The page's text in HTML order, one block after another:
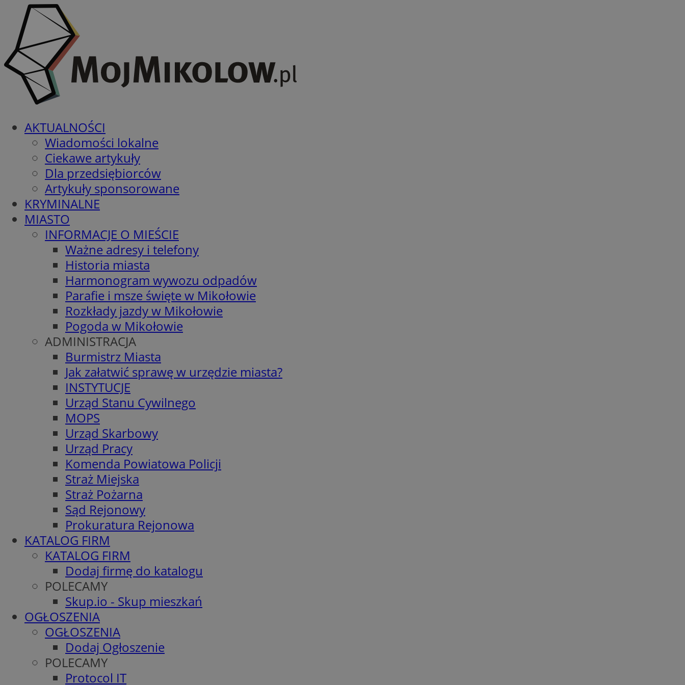
AKTUALNOŚCI
Wiadomości lokalne
Ciekawe artykuły
Dla przedsiębiorców
Artykuły sponsorowane
KRYMINALNE
MIASTO
INFORMACJE O MIEŚCIE
Ważne adresy i telefony
Historia miasta
Harmonogram wywozu odpadów
Parafie i msze święte w Mikołowie
Rozkłady jazdy w Mikołowie
Pogoda w Mikołowie
ADMINISTRACJA
Burmistrz Miasta
Jak załatwić sprawę w urzędzie miasta?
INSTYTUCJE
Urząd Stanu Cywilnego
MOPS
Urząd Skarbowy
Urząd Pracy
Komenda Powiatowa Policji
Straż Miejska
Straż Pożarna
Sąd Rejonowy
Prokuratura Rejonowa
KATALOG FIRM
KATALOG FIRM
Dodaj firmę do katalogu
POLECAMY
Skup.io - Skup mieszkań
OGŁOSZENIA
OGŁOSZENIA
Dodaj Ogłoszenie
POLECAMY
Protocol IT